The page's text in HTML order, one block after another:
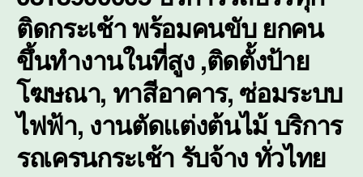
ติดกระเช้า พร้อมคนขับ ยกคน
ขึ้นทำงานในที่สูง ,ติดตั้งป้าย
โฆษณา, ทาสีอาคาร, ซ่อมระบบ
ไฟฟ้า, งานตัดแต่งต้นไม้ บริการ
รถเครนกระเช้ารับจ้าง ทั่วไทย